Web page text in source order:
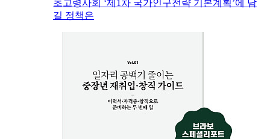
초고령사회 ‘제1차 국가인구전략 기본계획’에 담
길 정책은